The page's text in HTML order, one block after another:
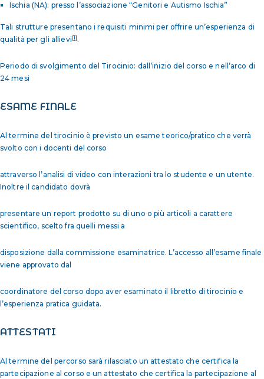
Ischia (NA): presso l’associazione “Genitori e Autismo Ischia”
Tali strutture presentano i requisiti minimi per offrire un’esperienza di
qualità per gli allievi[1].
Periodo di svolgimento del Tirocinio: dall’inizio del corso e nell’arco di
24 mesi
ESAME FINALE
Al termine del tirocinio è previsto un esame teorico/pratico che verrà
svolto con i docenti del corso
attraverso l’analisi di video con interazioni tra lo studente e un utente.
Inoltre il candidato dovrà
presentare un report prodotto su di uno o più articoli a carattere
scientifico, scelto fra quelli messi a
disposizione dalla commissione esaminatrice. L’accesso all’esame finale
viene approvato dal
coordinatore del corso dopo aver esaminato il libretto di tirocinio e
l’esperienza pratica guidata.
ATTESTATI
Al termine del percorso sarà rilasciato un attestato che certifica la
partecipazione al corso e un attestato che certifica la partecipazione al